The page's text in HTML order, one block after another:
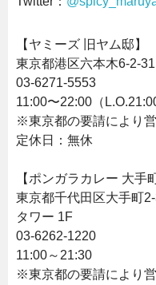
【ヤミーズ 旧ヤム邸】
東京都港区六本木6-2-
03-6271-5553
11:00〜22:00（
※東京都の要請により
定休日：無休
【ポンガラカレー 大手
東京都千代田区大手町
タワー 1F
03-6262-1220
11:00～21:30
※東京都の要請により